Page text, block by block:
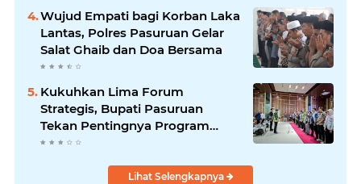
Wujud Empati bagi Korban Laka
Lantas, Polres Pasuruan Gelar
Salat Ghaib dan Doa Bersama
Kukuhkan Lima Forum
Strategis, Bupati Pasuruan
Tekan Pentingnya Program
Nyata untuk Rakyat
Lihat Selengkapnya